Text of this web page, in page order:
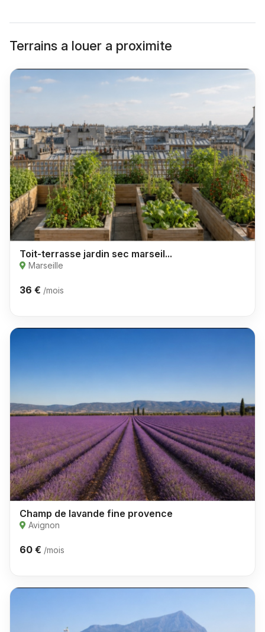
Terrains a louer a proximite
Toit-terrasse jardin sec marseil...
Marseille
36 € /mois
Champ de lavande fine provence
Avignon
60 € /mois